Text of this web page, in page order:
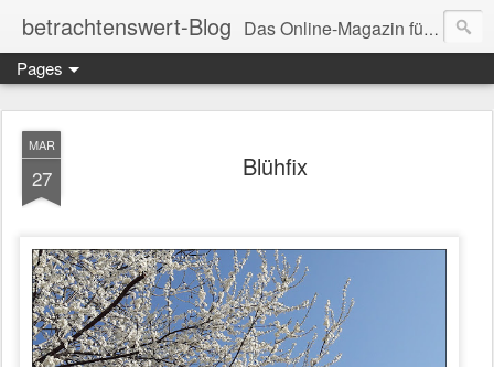
betrachtenswert-Blog Das Online-Magazin für LebensKunst
Pages
MAR
27 Blühfix